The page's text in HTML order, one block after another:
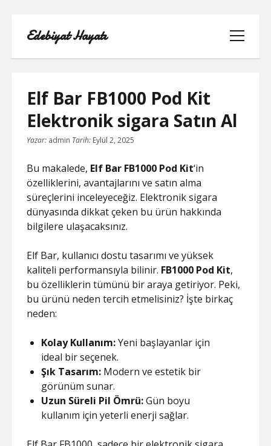
Edebiyat Hayatı
menüyü
aç
INSTAGRAM BEĞENI KASMA HILESI
SAYFA LISTESI
SHORTS ABONE KASMA HILESI
PARASIZ
TWITTER GIZLI İÇERIK GÖRME
Elf Bar FB1000 Pod Kit
Elektronik sigara Satın Al
Yazar: admin Tarih: Eylül 2, 2025
Bu makalede, Elf Bar FB1000 Pod Kit‘in
özelliklerini, avantajlarını ve satın alma
süreçlerini inceleyeceğiz. Elektronik sigara
dünyasında dikkat çeken bu ürün hakkında
bilgilere ulaşacaksınız.
Elf Bar, kullanıcı dostu tasarımı ve yüksek
kaliteli performansıyla bilinir. FB1000 Pod Kit,
bu özelliklerin tümünü bir araya getiriyor. Peki,
bu ürünü neden tercih etmelisiniz? İşte birkaç
neden:
Kolay Kullanım:Yeni başlayanlar için
ideal bir seçenek.
Şık Tasarım: Modern ve estetik bir
görünüm sunar.
Uzun Süreli Pil Ömrü:Gün boyu
kullanım için yeterli enerji sağlar.